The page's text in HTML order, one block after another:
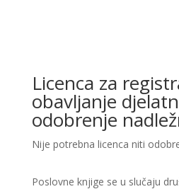
Licenca za
obavljanje
odobrenje
Nije potrebna licenca niti
Poslovne knjige se u slučaju